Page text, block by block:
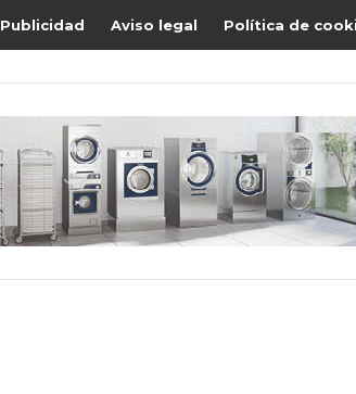
Publicidad Aviso legal Política de